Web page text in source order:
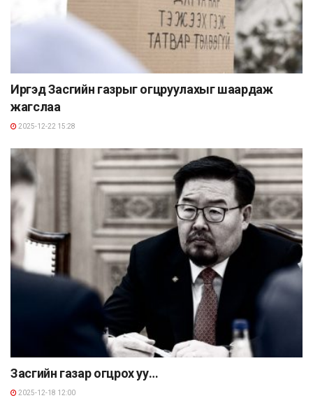
Иргэд Засгийн газрыг огцруулахыг шаардаж
жагслаа
2025-12-22 15:28
Засгийн газар огцрох уу…
2025-12-18 12:00